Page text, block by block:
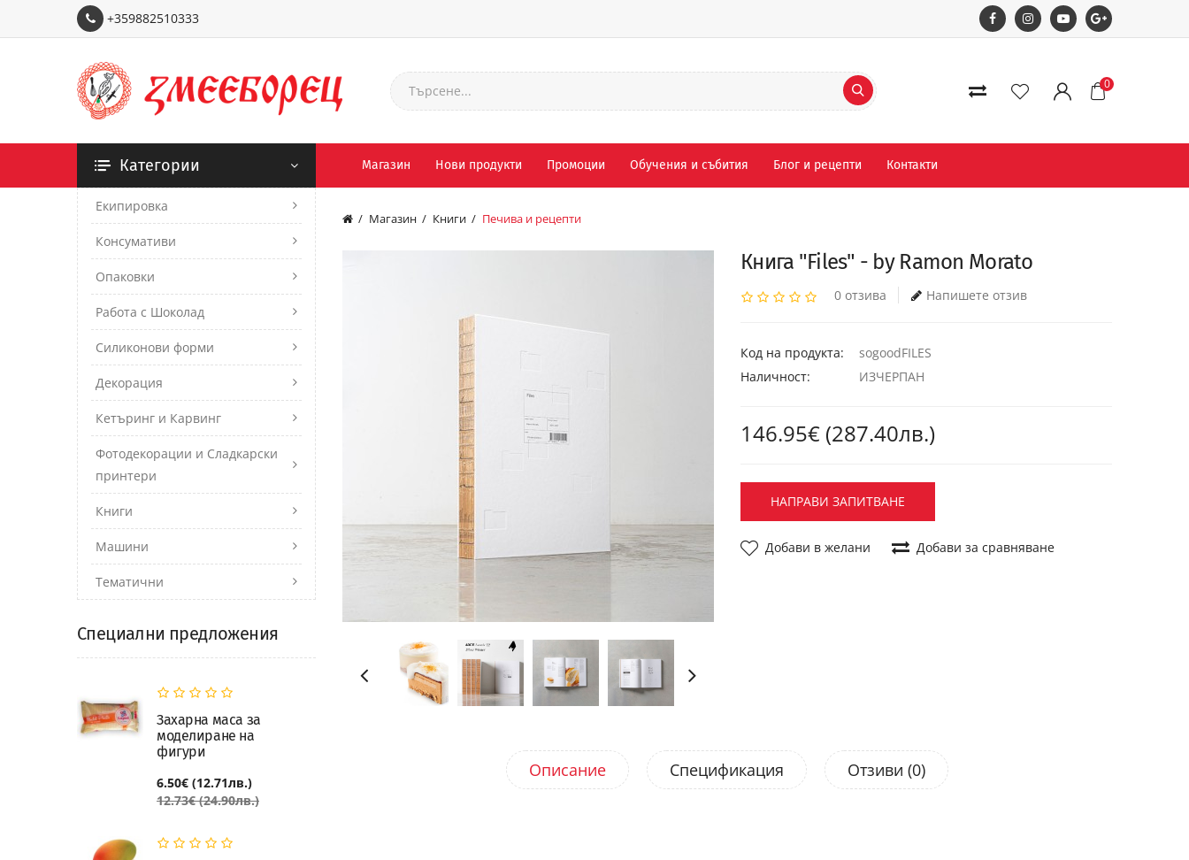
+359882510333
0
Категории Магазин Нови продукти Промоции Обучения и събития Блог и рецепти Контакти
Екипировка
Консумативи
Опаковки
Работа с Шоколад
Силиконови форми
Декорация
Кетъринг и Карвинг
Фотодекорации и Сладкарски
принтери
Книги
Машини
Тематични
Специални предложения
Захарна маса за
моделиране на
фигури
6.50€ (12.71лв.)
12.73€ (24.90лв.)
Магазин Книги Печива и рецепти
Книга "Files" - by Ramon Morato
0 отзива Напишете отзив
Код на продукта:
sogoodFILES
Наличност:
ИЗЧЕРПАН
146.95€ (287.40лв.)
Добави в желани Добави за сравняване
НАПРАВИ ЗАПИТВАНЕ
Описание Спецификация Отзиви (0)